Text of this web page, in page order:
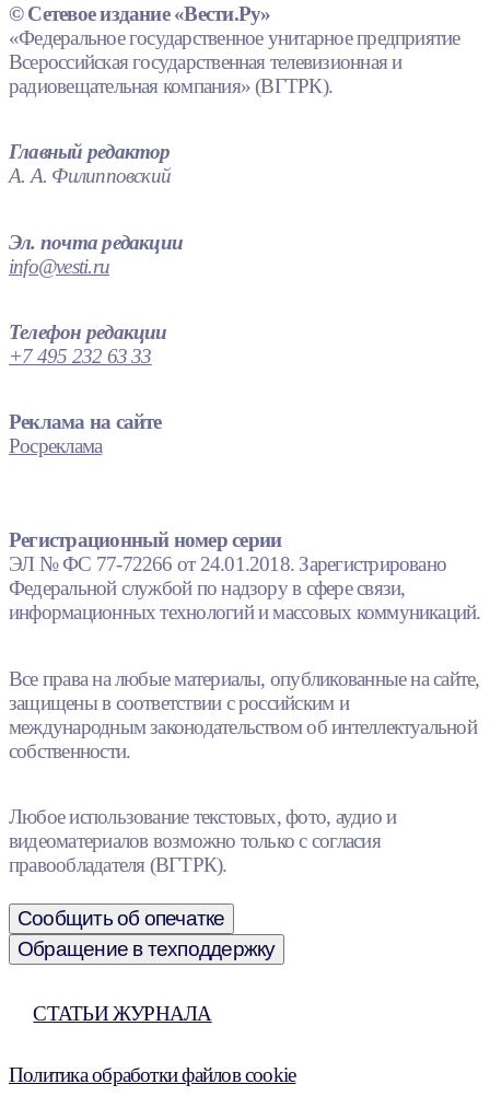
© Сетевое издание «Вести.Ру»
«Федеральное государственное унитарное предприятие
Всероссийская государственная телевизионная и
радиовещательная компания» (ВГТРК).
Главный редактор
А. А. Филипповский
Эл. почта редакции
info@vesti.ru
Телефон редакции
+7 495 232 63 33
Реклама на сайте
Росреклама
Регистрационный номер серии
ЭЛ № ФС 77-72266 от 24.01.2018. Зарегистрировано
Федеральной службой по надзору в сфере связи,
информационных технологий и массовых коммуникаций.
Все права на любые материалы, опубликованные на сайте,
защищены в соответствии с российским и
международным законодательством об интеллектуальной
собственности.
Любое использование текстовых, фото, аудио и
видеоматериалов возможно только с согласия
правообладателя (ВГТРК).
Сообщить об опечатке
Обращение в техподдержку
СТАТЬИ ЖУРНАЛА
Политика обработки файлов cookie